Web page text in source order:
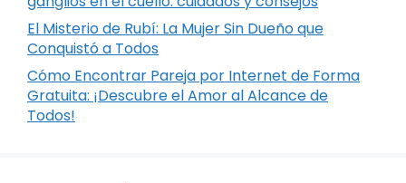
El Misterio de Rubí: La Mujer Sin Dueño que
Conquistó a Todos
Cómo Encontrar Pareja por Internet de Forma
Gratuita: ¡Descubre el Amor al Alcance de
Todos!